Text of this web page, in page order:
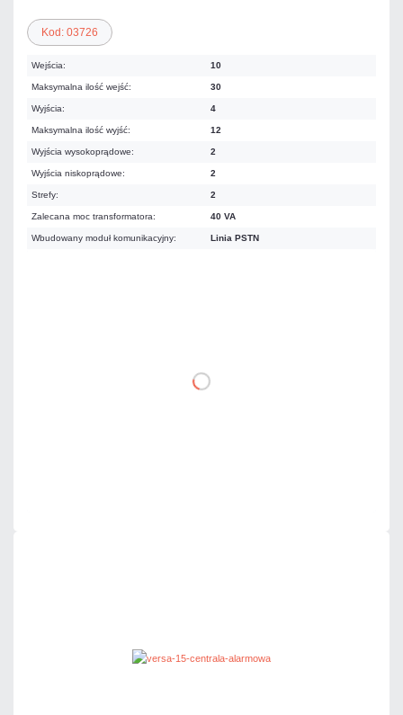
Kod: 03726
Wejścia: 10
Maksymalna ilość wejść: 30
Wyjścia: 4
Maksymalna ilość wyjść: 12
Wyjścia wysokoprądowe: 2
Wyjścia niskoprądowe: 2
Strefy: 2
Zalecana moc transformatora: 40 VA
Wbudowany moduł komunikacyjny: Linia PSTN
DO KOSZYKA